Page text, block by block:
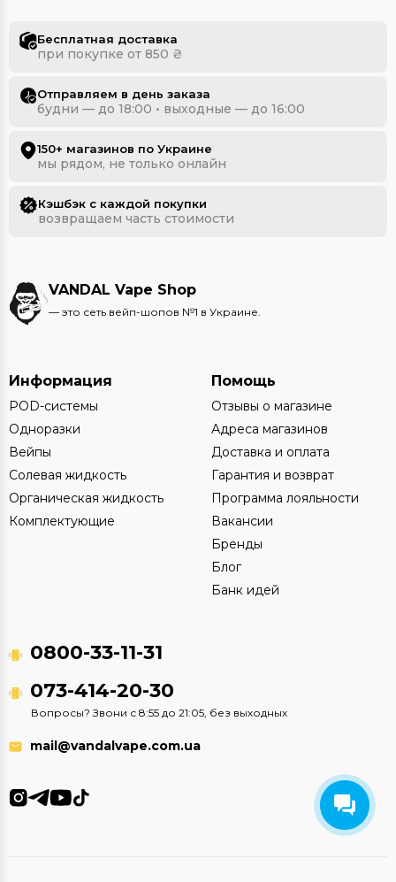
Бесплатная доставка
при покупке от 850 ₴
Отправляем в день заказа
будни — до 18:00 • выходные — до 16:00
150+ магазинов по Украине
мы рядом, не только онлайн
Кэшбэк с каждой покупки
возвращаем часть стоимости
VANDAL Vape Shop
— это сеть вейп-шопов №1 в Украине.
Информация
POD-системы
Одноразки
Вейпы
Солевая жидкость
Органическая жидкость
Комплектующие
Помощь
Отзывы о магазине
Адреса магазинов
Доставка и оплата
Гарантия и возврат
Программа лояльности
Вакансии
Бренды
Блог
Банк идей
0800-33-11-31
073-414-20-30
Вопросы? Звони с 8:55 до 21:05, без выходных
mail@vandalvape.com.ua